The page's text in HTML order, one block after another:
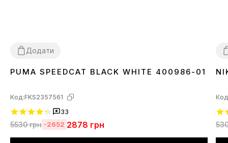
Додати
36373839 40414243 4445
PUMA SPEEDCAT BLACK WHITE 400986-01
Код:FKS2357561
33
5530грн -2652 2878 грн